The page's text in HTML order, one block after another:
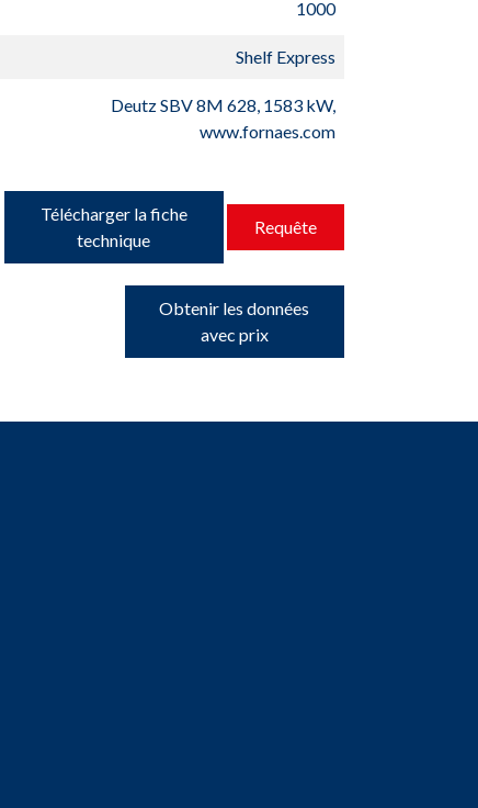
1000
Shelf Express
Deutz SBV 8M 628, 1583 kW,
www.fornaes.com
Télécharger la fiche
technique
Requête
Obtenir les données
avec prix